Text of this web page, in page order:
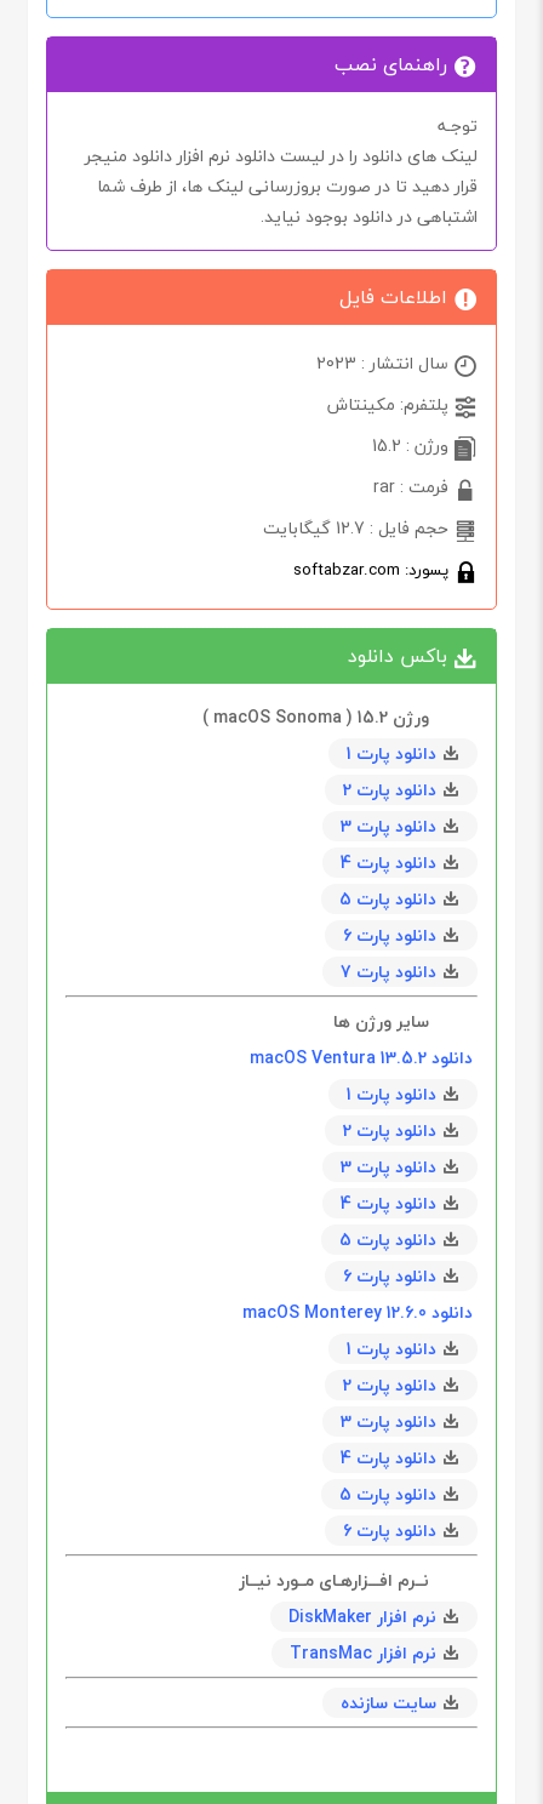
راهنمای نصب
توجـه
لینک های دانلود را در لیست دانلود نرم افزار دانلود منیجر
قرار دهید تا در صورت بروزرسانی لینک ها، از طرف شما
اشتباهی در دانلود بوجود نیاید.
اطلاعات فایل
سال انتشار : 2023
پلتفرم: مکینتاش
ورژن : 15.2
فرمت : rar
حجم فایل : 12.7 گیگابایت
پسورد: softabzar.com
باکس دانلود
ورژن 15.2 ( macOS Sonoma )
دانلود پارت 1
دانلود پارت 2
دانلود پارت 3
دانلود پارت 4
دانلود پارت 5
دانلود پارت 6
دانلود پارت 7
سایر ورژن ها
دانلود 13.5.2 macOS Ventura
دانلود پارت 1
دانلود پارت 2
دانلود پارت 3
دانلود پارت 4
دانلود پارت 5
دانلود پارت 6
دانلود 12.6.0 macOS Monterey
دانلود پارت 1
دانلود پارت 2
دانلود پارت 3
دانلود پارت 4
دانلود پارت 5
دانلود پارت 6
نــرم افـــزارهـای مــورد نیــاز
نرم افزار DiskMaker
نرم افزار TransM‌ac
سایت سازنده